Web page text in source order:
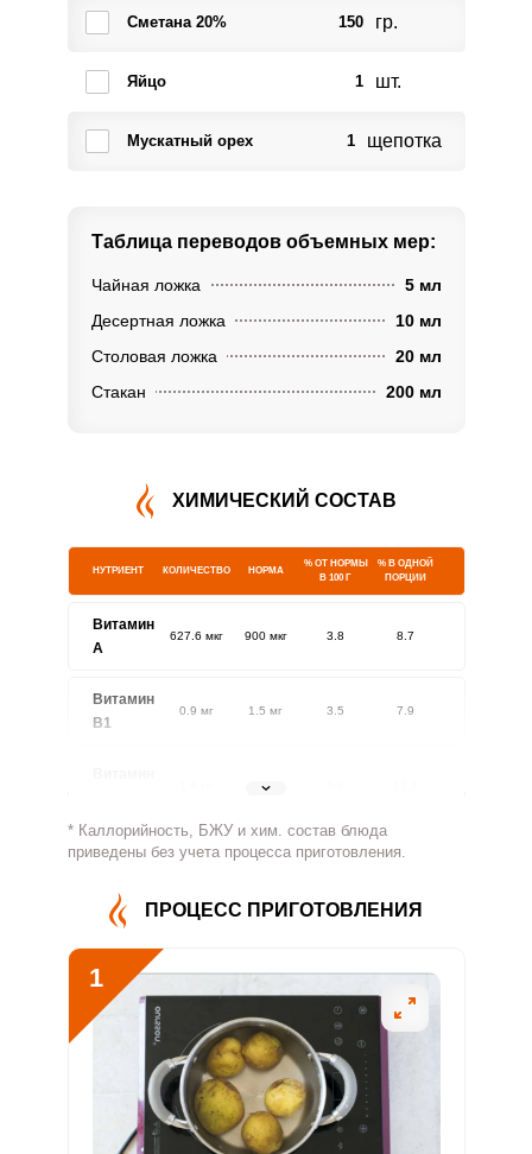
Сметана 20% 150 гр.
Яйцо 1 шт.
Мускатный орех 1 щепотка
Таблица переводов объемных мер:
Чайная ложка
5 мл
Десертная ложка
10 мл
Столовая ложка
20 мл
Стакан
200 мл
ХИМИЧЕСКИЙ СОСТАВ
НУТРИЕНТ КОЛИЧЕСТВО НОРМА
% ОТ НОРМЫ
В 100 Г
% В ОДНОЙ
ПОРЦИИ
Витамин
A
627.6 мкг 900 мкг 3.8 8.7
Витамин
В1
0.9 мг 1.5 мг 3.5 7.9
1.8 мг
Витамин
239.7 мг 500 мг 2.6 6
Витамин
В5
Витамин
В6
3.4 7.7
Витамин
90.3 мкг 400 мкг 1.2
Витамин
* Каллорийность, БЖУ и хим. состав блюда
приведены без учета процесса приготовления.
ПРОЦЕСС ПРИГОТОВЛЕНИЯ
1